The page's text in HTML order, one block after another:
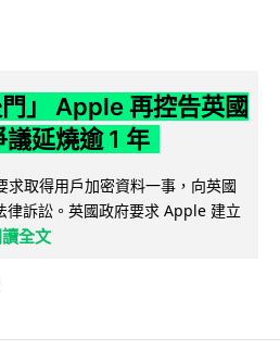
」 Apple 再控告英國
延燒逾 1 年
取得用戶加密資料一事，向英國
律訴訟。英國政府要求 Apple 建立
讀全文